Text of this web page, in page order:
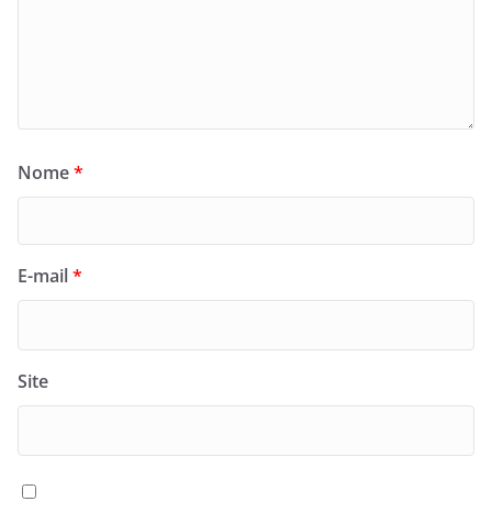
Nome*
E-mail*
Site